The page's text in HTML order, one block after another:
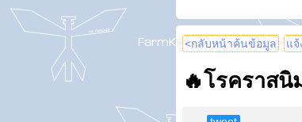
<กลับหน้าค้นข้อมูล แจ้
🔥โรคราสนิ